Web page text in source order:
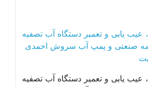
یابی و تعمیر دستگاه آب تصفیه
صنعتی و پمپ آب سروش احمدی
یابی و تعمیر دستگاه آب تصفیه